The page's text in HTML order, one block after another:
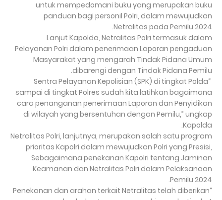
untuk mempedomani buku yang merupakan buku
panduan bagi personil Polri, dalam mewujudkan
Netralitas pada Pemilu 2024.
Lanjut Kapolda, Netralitas Polri termasuk dalam
Pelayanan Polri dalam penerimaan Laporan pengaduan
Masyarakat yang mengarah Tindak Pidana Umum
dibarengi dengan Tindak Pidana Pemilu.
“Sentra Pelayanan Kepolisian (SPK) di tingkat Polda
sampai di tingkat Polres sudah kita latihkan bagaimana
cara penanganan penerimaan Laporan dan Penyidikan
di wilayah yang bersentuhan dengan Pemilu,” ungkap
Kapolda.
Netralitas Polri, lanjutnya, merupakan salah satu program
prioritas Kapolri dalam mewujudkan Polri yang Presisi,
Sebagaimana penekanan Kapolri tentang Jaminan
Keamanan dan Netralitas Polri dalam Pelaksanaan
Pemilu 2024.
“Penekanan dan arahan terkait Netralitas telah diberikan